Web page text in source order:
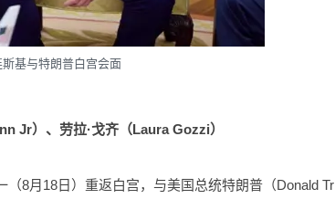
基与特朗普白宫会面
Jr）、劳拉·戈齐（Laura Gozzi）
8月18日）重返白宫，与美国总统特朗普（Donald Tr